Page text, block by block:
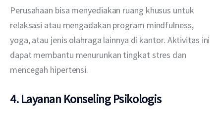
Perusahaan bisa menyediakan ruang khusus untuk
relaksasi atau mengadakan program mindfulness,
yoga, atau jenis olahraga lainnya di kantor. Aktivitas ini
dapat membantu menurunkan tingkat stres dan
mencegah hipertensi.
4. Layanan Konseling Psikologis